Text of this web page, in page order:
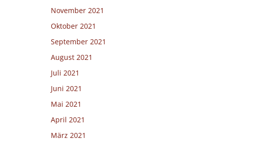
November 2021
Oktober 2021
September 2021
August 2021
Juli 2021
Juni 2021
Mai 2021
April 2021
März 2021